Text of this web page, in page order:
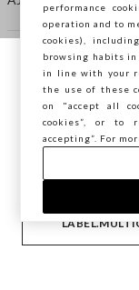
COMPANIE
CONTACTE
Copyright ©
Navighezi pe
salvezi locația
performance
operation and to
cookies),
browsing habits
in line with your
the use of these
on "accept all
cookies”, or to
accepting”. For